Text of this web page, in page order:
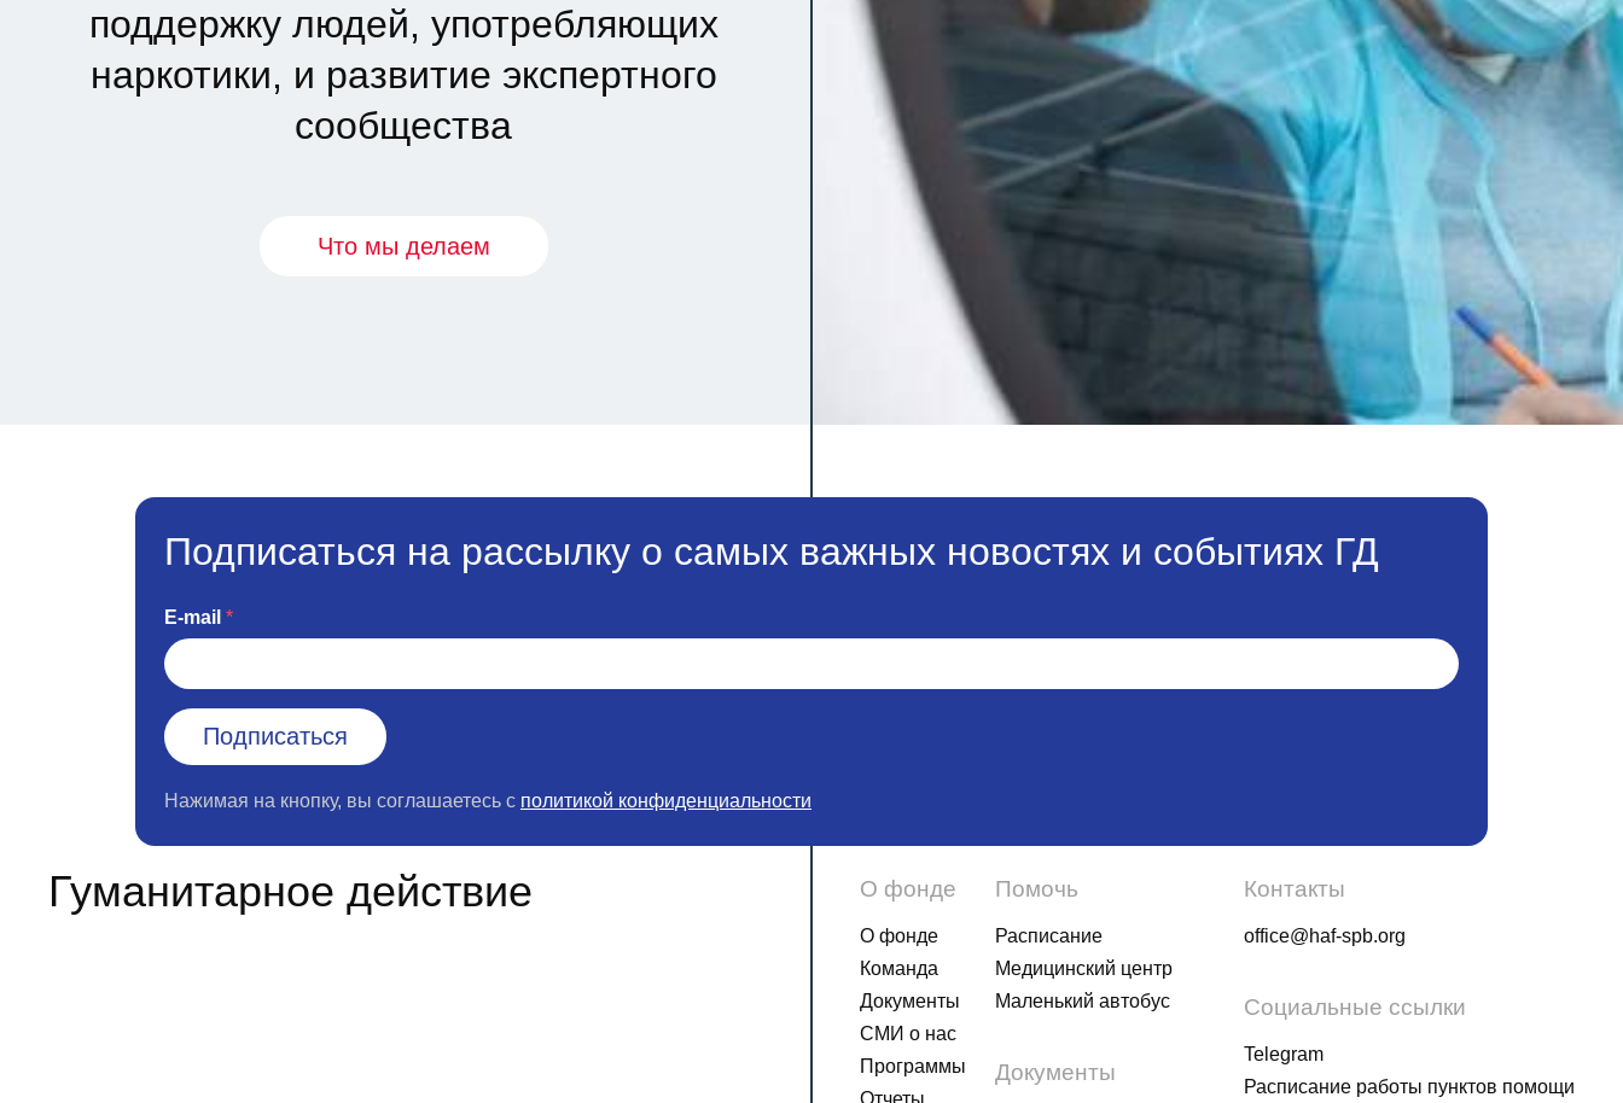
поддержку людей, употребляющих
наркотики, и развитие экспертного
сообщества
Что мы делаем
Подписаться на рассылку о самых важных новостях и событиях ГД
E-mail
Нажимая на кнопку, вы соглашаетесь с политикой конфиденциальности
Гуманитарное действие О фонде
О фонде
Команда
Документы
СМИ о нас
Программы
Отчеты
Помочь
Расписание
Медицинский центр
Маленький автобус
Документы
Контакты
office@haf-spb.org
Социальные ссылки
Telegram
Расписание работы пунктов помощи